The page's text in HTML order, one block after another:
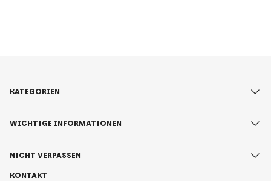
KONTAKT
KATEGORIEN
WICHTIGE INFORMATIONEN
NICHT VERPASSEN